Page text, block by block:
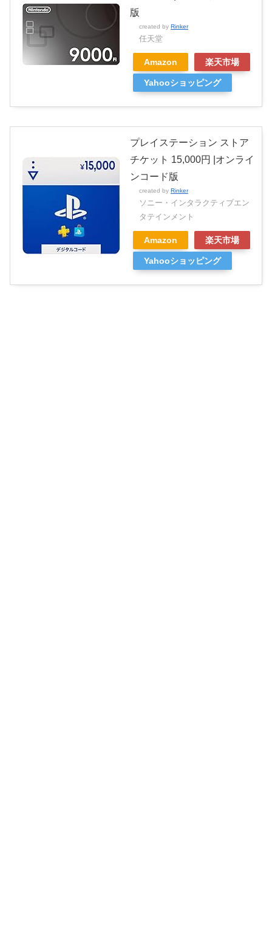
版
created by Rinker
任天堂
Amazon 楽天市場
Yahooショッピング
プレイステーション ストア
チケット 15,000円 |オンライ
ンコード版
created by Rinker
ソニー・インタラクティブエン
タテインメント
Amazon 楽天市場
Yahooショッピング